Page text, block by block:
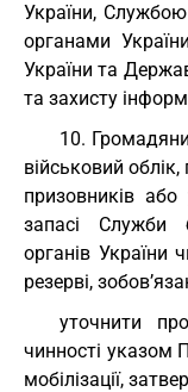
України,
органами
України та
та захисту
10.
військовий
призовників
запасі Служби
органів України
резерві,
уточнити
чинності указом
мобілізації,